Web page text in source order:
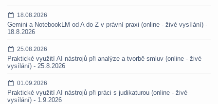
18.08.2026
Gemini a NotebookLM od A do Z v právní praxi (online - živé vysílání) -
18.8.2026
25.08.2026
Praktické využití AI nástrojů při analýze a tvorbě smluv (online - živé
vysílání) - 25.8.2026
01.09.2026
Praktické využití AI nástrojů při práci s judikaturou (online - živé
vysílání) - 1.9.2026